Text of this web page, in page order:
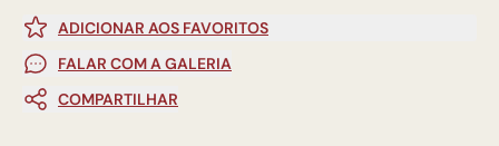
ADICIONAR AOS FAVORITOS
FALAR COM A GALERIA
COMPARTILHAR